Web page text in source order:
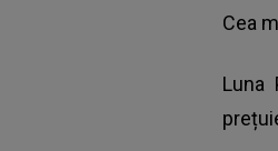
Cea
Luna